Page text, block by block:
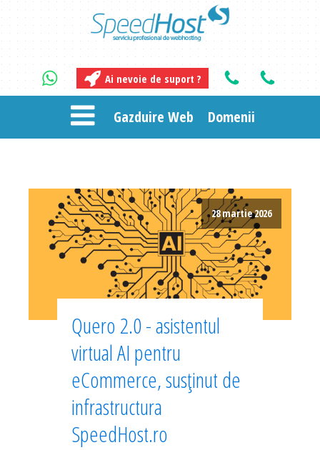
Ai nevoie de suport ?
Gazduire Web Domenii
28 martie 2026
Quero 2.0 - asistentul
virtual AI pentru
eCommerce, susținut de
infrastructura
SpeedHost.ro